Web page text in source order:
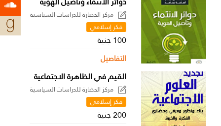
مركز الحضارة للدراسات السياسية
فكر إسلامي
100 جنية
التفاصيل
القيم في الظاهرة الاجتماعية
مركز الحضارة للدراسات السياسية
فكر إسلامي
200 جنية